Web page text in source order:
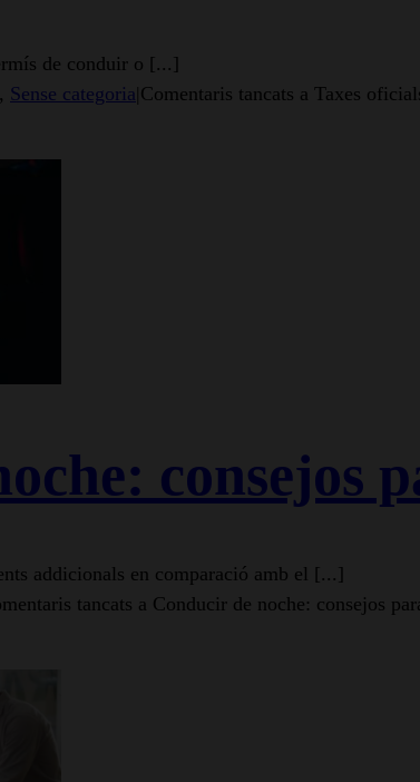
de conduir o [...]
, Sense categoria Comentaris tancats a Taxes
consejos
addicionals en comparació amb el [...]
tancats a Conducir de noche: consejos